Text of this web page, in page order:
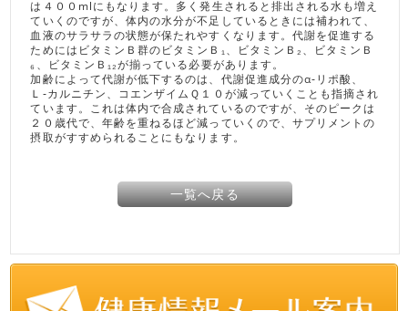
は４００mlにもなります。多く発生されると排出される水も増え
ていくのですが、体内の水分が不足しているときには補われて、
血液のサラサラの状態が保たれやすくなります。代謝を促進する
ためにはビタミンＢ群のビタミンＢ₁、ビタミンＢ₂、ビタミンＢ
₆、ビタミンＢ₁₂が揃っている必要があります。
加齢によって代謝が低下するのは、代謝促進成分のα‐リポ酸、
Ｌ‐カルニチン、コエンザイムＱ１０が減っていくことも指摘され
ています。これは体内で合成されているのですが、そのピークは
２０歳代で、年齢を重ねるほど減っていくので、サプリメントの
摂取がすすめられることにもなります。
一覧へ戻る